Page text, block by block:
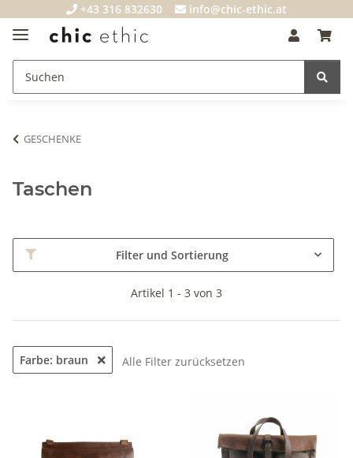
+43 316 832630 info@chic-ethic.at
GESCHENKE
Taschen
Filter und Sortierung
Artikel 1 - 3 von 3
Farbe: braun Alle Filter zurücksetzen